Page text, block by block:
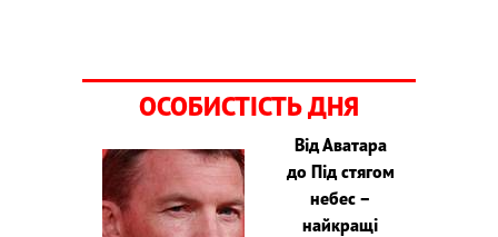
ОСОБИСТІСТЬ ДНЯ
Від Аватара
до Під стягом
небес –
найкращі